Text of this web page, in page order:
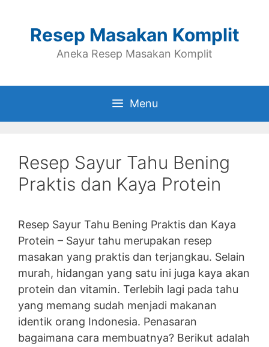
contentResep Masakan Komplit
Aneka Resep Masakan Komplit
Menu
Resep Sayur Tahu Bening
Praktis dan Kaya Protein
Resep Sayur Tahu Bening Praktis dan Kaya
Protein – Sayur tahu merupakan resep
masakan yang praktis dan terjangkau. Selain
murah, hidangan yang satu ini juga kaya akan
protein dan vitamin. Terlebih lagi pada tahu
yang memang sudah menjadi makanan
identik orang Indonesia. Penasaran
bagaimana cara membuatnya? Berikut adalah